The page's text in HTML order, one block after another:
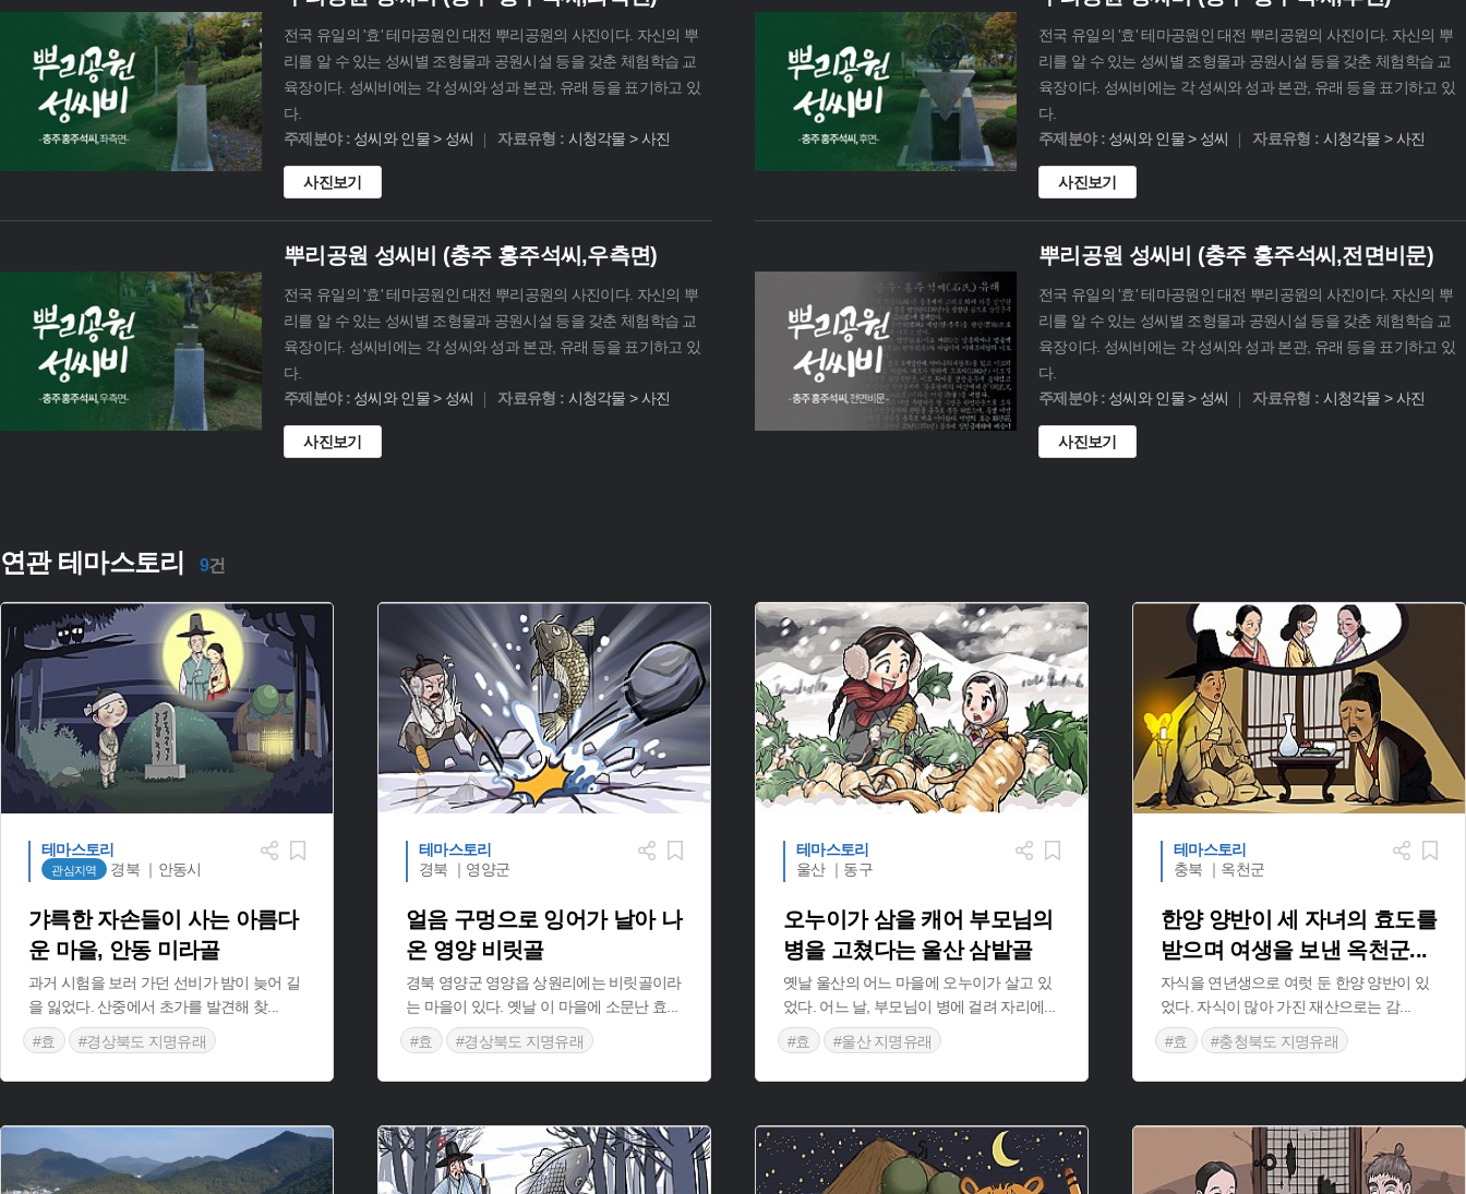
전국 유일의 '효' 테마공원인 대전 뿌리공원의 사진이다. 자신의 뿌
리를 알 수 있는 성씨별 조형물과 공원시설 등을 갖춘 체험학습 교
육장이다. 성씨비에는 각 성씨와 성과 본관, 유래 등을 표기하고 있
다.
주제분야 :성씨와 인물 > 성씨 자료유형 : 시청각물 > 사진
사진보기
전국 유일의 '효' 테마공원인 대전 뿌리공원의 사진이다. 자신의 뿌
리를 알 수 있는 성씨별 조형물과 공원시설 등을 갖춘 체험학습 교
육장이다. 성씨비에는 각 성씨와 성과 본관, 유래 등을 표기하고 있
다.
주제분야 :성씨와 인물 > 성씨 자료유형 : 시청각물 > 사진
사진보기
뿌리공원 성씨비 (충주 홍주석씨,우측면)
전국 유일의 '효' 테마공원인 대전 뿌리공원의 사진이다. 자신의 뿌
리를 알 수 있는 성씨별 조형물과 공원시설 등을 갖춘 체험학습 교
육장이다. 성씨비에는 각 성씨와 성과 본관, 유래 등을 표기하고 있
다.
주제분야 :성씨와 인물 > 성씨 자료유형 : 시청각물 > 사진
사진보기
뿌리공원 성씨비 (충주 홍주석씨,전면비문)
전국 유일의 '효' 테마공원인 대전 뿌리공원의 사진이다. 자신의 뿌
리를 알 수 있는 성씨별 조형물과 공원시설 등을 갖춘 체험학습 교
육장이다. 성씨비에는 각 성씨와 성과 본관, 유래 등을 표기하고 있
다.
주제분야 :성씨와 인물 > 성씨 자료유형 : 시청각물 > 사진
사진보기
연관 테마스토리 9건
테마스토리
관심지역 경북 ｜안동시
갸륵한 자손들이 사는 아름다
운 마을, 안동 미라골
과거 시험을 보러 가던 선비가 밤이 늦어 길
을 잃었다. 산중에서 초가를 발견해 찾...
#효
#경상북도 지명유래
테마스토리
경북 ｜영양군
얼음 구멍으로 잉어가 날아 나
온 영양 비릿골
경북 영양군 영양읍 상원리에는 비릿골이라
는 마을이 있다. 옛날 이 마을에 소문난 효
#효
#경상북도 지명유래
테마스토리
울산 ｜동구
오누이가 삼을 캐어 부모님의
병을 고쳤다는 울산 삼밭골
옛날 울산의 어느 마을에 오누이가 살고 있
었다. 어느 날, 부모님이 병에 걸려 자리에
#효
#울산 지명유래
테마스토리
충북 ｜옥천군
한양 양반이 세 자녀의 효도를
받으며 여생을 보낸 옥천군...
자식을 연년생으로 여럿 둔 한양 양반이 있
었다. 자식이 많아 가진 재산으로는 감...
#효
#충청북도 지명유래